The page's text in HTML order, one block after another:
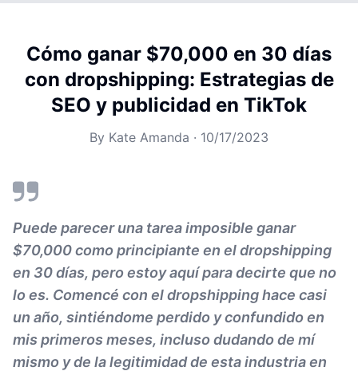
Cómo ganar $70,000 en 30 días
con dropshipping: Estrategias de
SEO y publicidad en TikTok
By Kate Amanda · 10/17/2023
Puede parecer una tarea imposible ganar
$70,000 como principiante en el dropshipping
en 30 días, pero estoy aquí para decirte que no
lo es. Comencé con el dropshipping hace casi
un año, sintiéndome perdido y confundido en
mis primeros meses, incluso dudando de mí
mismo y de la legitimidad de esta industria en